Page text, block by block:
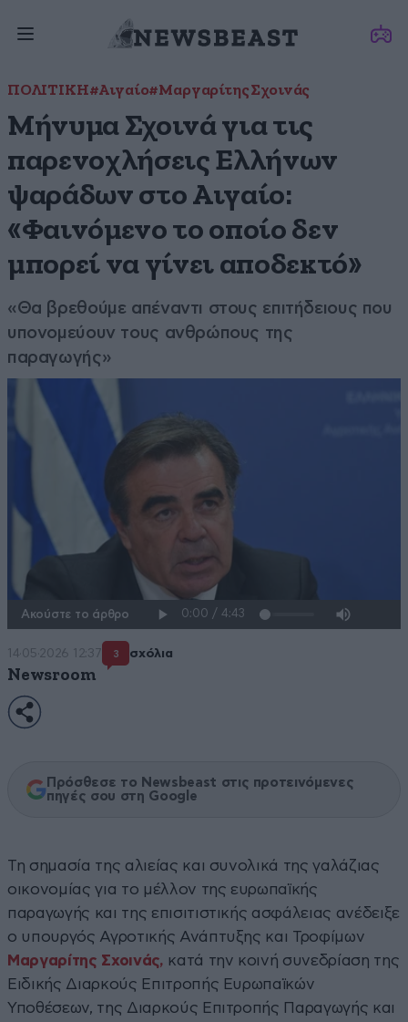
ΠΟΛΙΤΙΚΗ#Αιγαίο#Μαργαρίτης Σχοινάς
Μήνυμα Σχοινά για τις
παρενοχλήσεις Ελλήνων
ψαράδων στο Αιγαίο:
«Φαινόμενο το οποίο δεν
μπορεί να γίνει αποδεκτό»
«Θα βρεθούμε απέναντι στους επιτήδειους που
υπονομεύουν τους ανθρώπους της
παραγωγής»
Ακούστε το άρθρο
14·05·2026 12:37 3 σχόλια
Newsroom
Πρόσθεσε το Newsbeast στις προτεινόμενες
πηγές σου στη Google
Τη σημασία της αλιείας και συνολικά της γαλάζιας
οικονομίας για το μέλλον της ευρωπαϊκής
παραγωγής και της επισιτιστικής ασφάλειας ανέδειξε
ο υπουργός Αγροτικής Ανάπτυξης και Τροφίμων
Μαργαρίτης Σχοινάς, κατά την κοινή συνεδρίαση της
Ειδικής Διαρκούς Επιτροπής Ευρωπαϊκών
Υποθέσεων, της Διαρκούς Επιτροπής Παραγωγής και